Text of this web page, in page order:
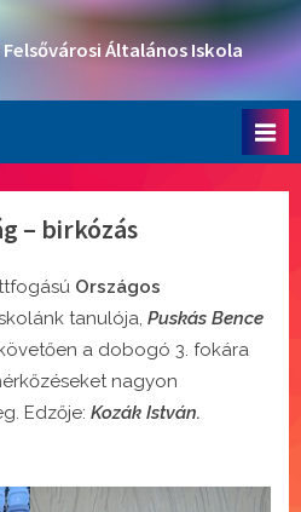
Általános Iskola
– birkózás
Országos
tanulója, Puskás Bence
a dobogó 3. fokára
nagyon
Edzője: Kozák István.